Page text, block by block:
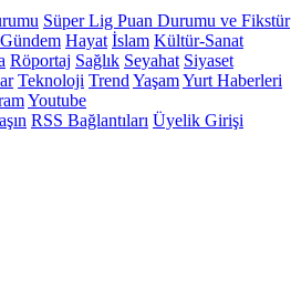
Süper Lig Puan Durumu ve Fikstür
Gündem Hayat İslam Kültür-Sanat
Röportaj Sağlık Seyahat Siyaset
Teknoloji Trend YaşamYurt Haberleri
Youtube
RSS Bağlantıları Üyelik Girişi